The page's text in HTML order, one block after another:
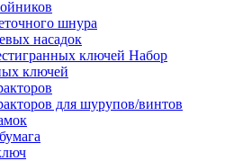
шнура
насадок
Набор
ключей
для шурупов/винтов